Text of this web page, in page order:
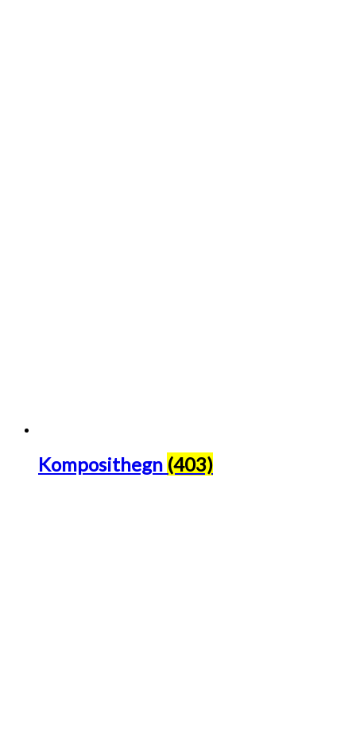
Komposithegn (403)